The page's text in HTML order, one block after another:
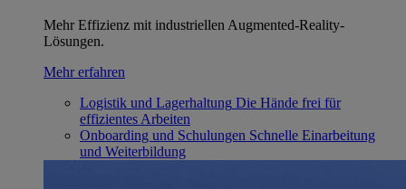
Mehr Effizienz mit industriellen Augmented-Reality-
Lösungen.
Mehr erfahren
Logistik und Lagerhaltung Die Hände frei für
effizientes Arbeiten
Onboarding und Schulungen Schnelle Einarbeitung
und Weiterbildung